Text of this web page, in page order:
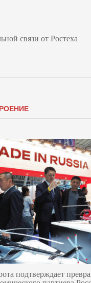
связи от Ростеха
подтверждает